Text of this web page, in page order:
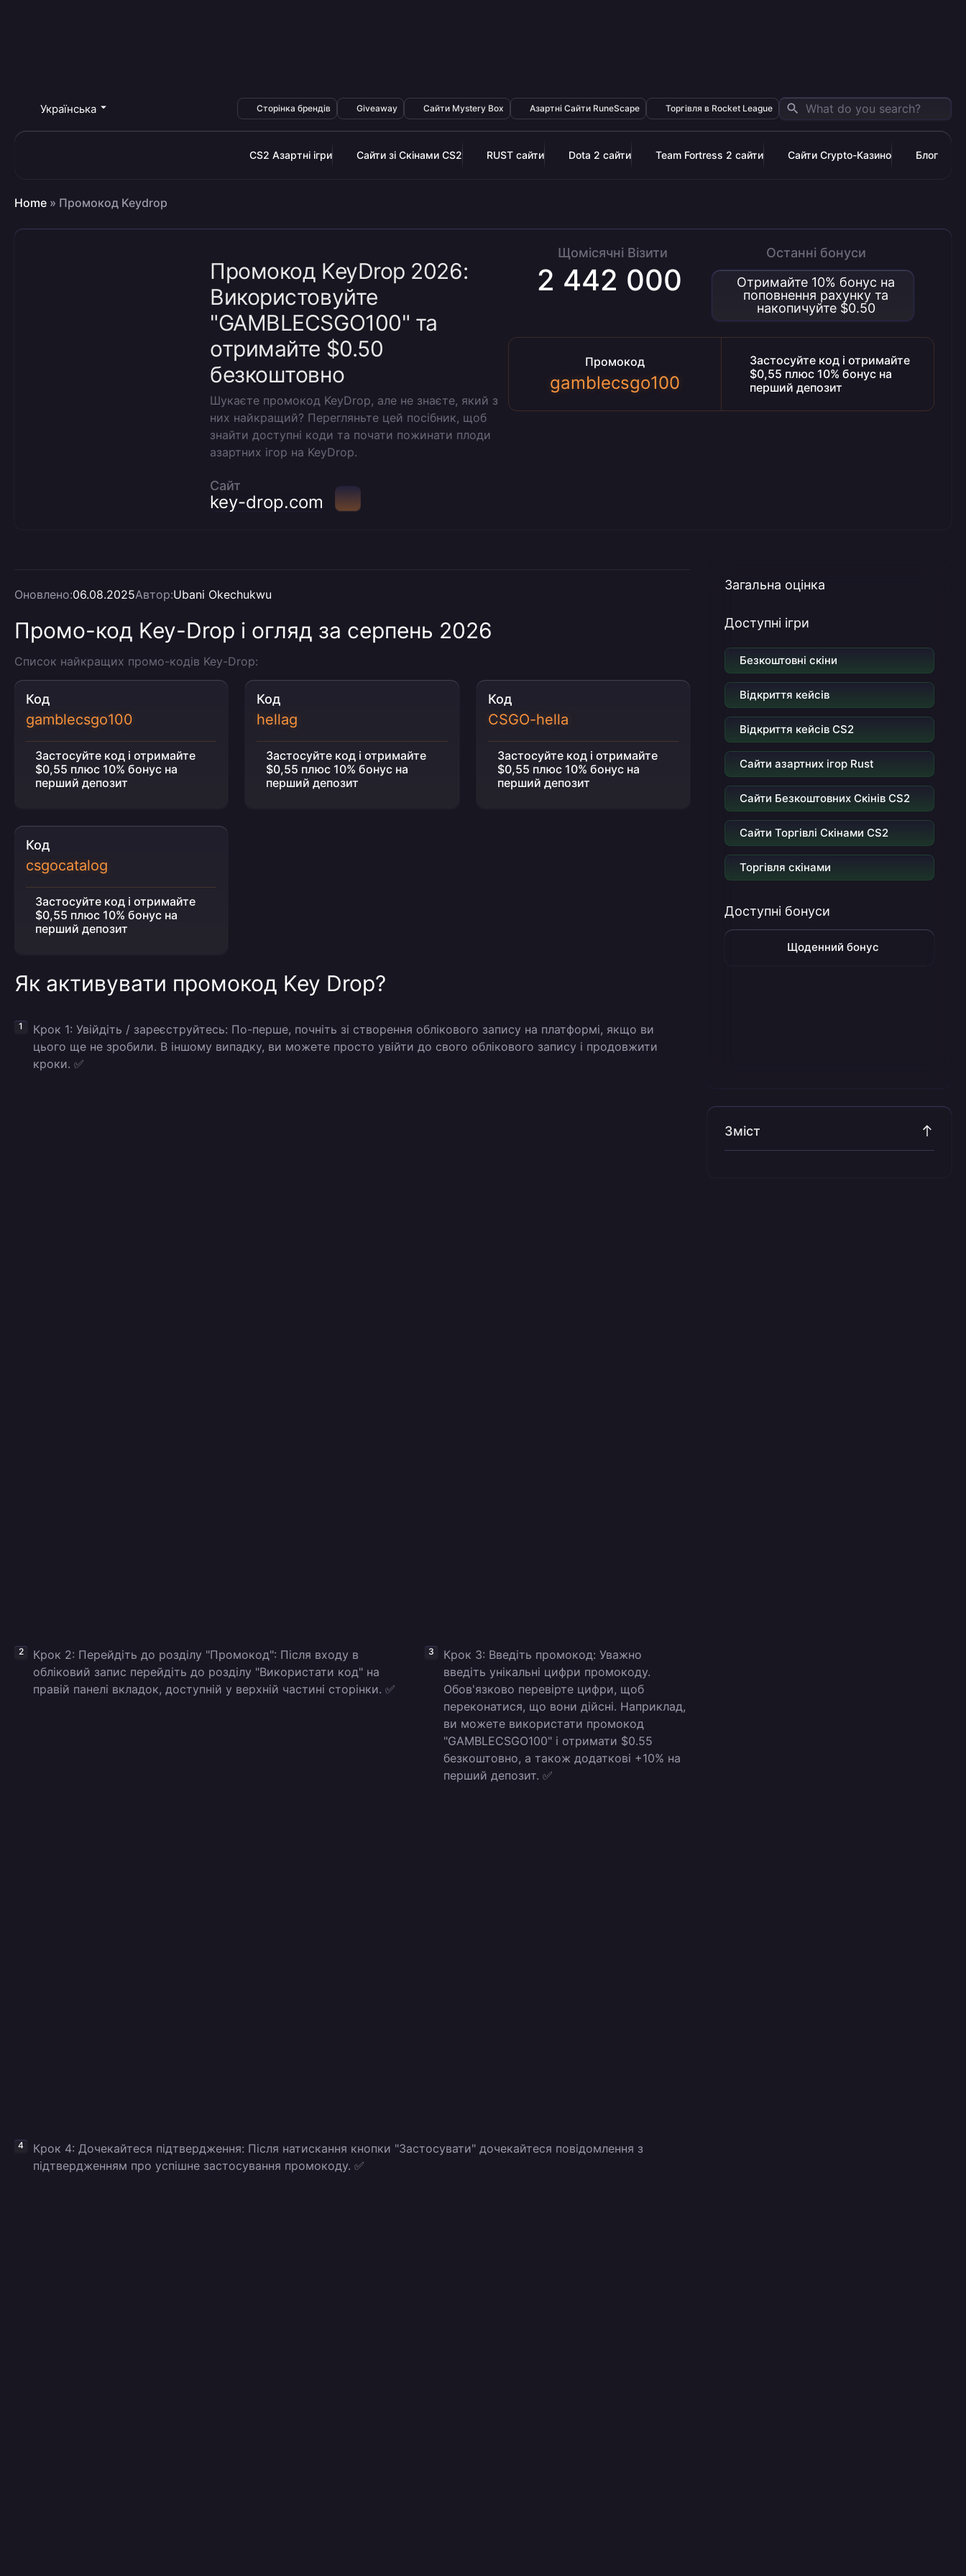
Українська Сторінка брендів Giveaway Сайти Mystery Box Азартні Cайти RuneScape Торгівля в Rocket League
CS2 Азартні ігри Сайти зі Скінами CS2 RUST сайти Dota 2 сайти Team Fortress 2 сайти Сайти Crypto-Казино Блог
Home » Промокод Keydrop
Промокод KeyDrop 2026:
Використовуйте
"GAMBLECSGO100" та
отримайте $0.50
безкоштовно
Шукаєте промокод KeyDrop, але не знаєте, який з
них найкращий? Перегляньте цей посібник, щоб
знайти доступні коди та почати пожинати плоди
азартних ігор на KeyDrop.
Сайт
key-drop.com
Щомісячні Візити
2 442 000
Останні бонуси
Отримайте 10% бонус на
поповнення рахунку та
накопичуйте $0.50
Промокод
gamblecsgo100
Застосуйте код і отримайте
$0,55 плюс 10% бонус на
перший депозит
Оновлено:06.08.2025Автор:Ubani Okechukwu
Промо-код Key-Drop і огляд за серпень 2026
Список найкращих промо-кодів Key-Drop:
Код
gamblecsgo100
Застосуйте код і отримайте
$0,55 плюс 10% бонус на
перший депозит
Код
hellag
Застосуйте код і отримайте
$0,55 плюс 10% бонус на
перший депозит
Код
CSGO-hella
Застосуйте код і отримайте
$0,55 плюс 10% бонус на
перший депозит
Код
csgocatalog
Застосуйте код і отримайте
$0,55 плюс 10% бонус на
перший депозит
Як активувати промокод Key Drop?
Крок 1: Увійдіть / зареєструйтесь: По-перше, почніть зі створення облікового запису на платформі, якщо ви
цього ще не зробили. В іншому випадку, ви можете просто увійти до свого облікового запису і продовжити
кроки. ✅
Крок 2: Перейдіть до розділу "Промокод": Після входу в
обліковий запис перейдіть до розділу "Використати код" на
правій панелі вкладок, доступній у верхній частині сторінки. ✅
Крок 3: Введіть промокод: Уважно
введіть унікальні цифри промокоду.
Обов'язково перевірте цифри, щоб
переконатися, що вони дійсні. Наприклад,
ви можете використати промокод
"GAMBLECSGO100" і отримати $0.55
безкоштовно, а також додаткові +10% на
перший депозит. ✅
Крок 4: Дочекайтеся підтвердження: Після натискання кнопки "Застосувати" дочекайтеся повідомлення з
підтвердженням про успішне застосування промокоду. ✅
Загальна оцінка
Доступні ігри
Безкоштовні скіни
Відкриття кейсів
Відкриття кейсів CS2
Сайти азартних ігор Rust
Сайти Безкоштовних Скінів CS2
Сайти Торгівлі Скінами CS2
Торгівля скінами
Доступні бонуси
Щоденний бонус
Зміст